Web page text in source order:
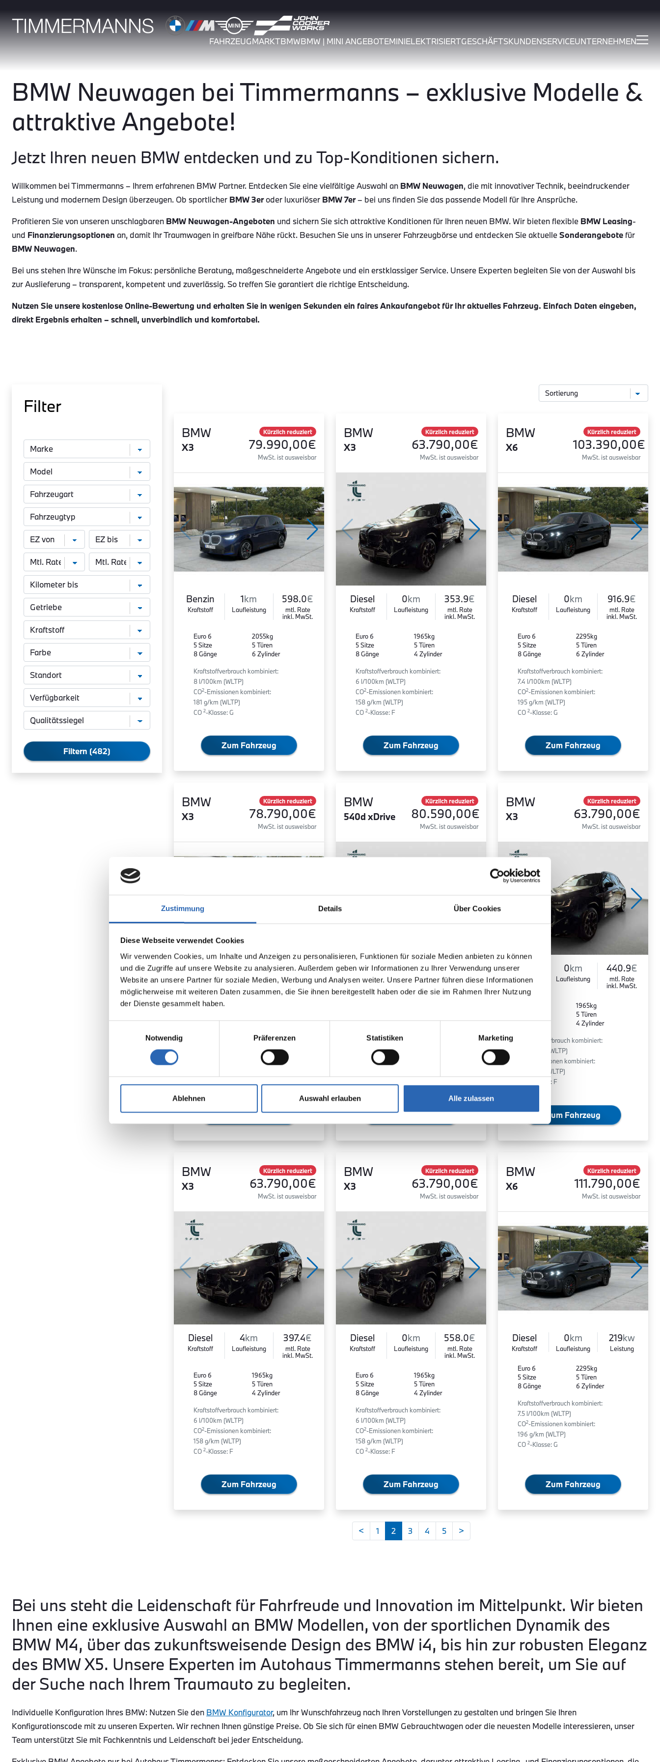
Zustimmung Details Über Cookies
Diese Webseite verwendet Cookies
Wir verwenden Cookies, um Inhalte und Anzeigen zu personalisieren, Funktionen für soziale Medien anbieten zu können
und die Zugriffe auf unsere Website zu analysieren. Außerdem geben wir Informationen zu Ihrer Verwendung unserer
Website an unsere Partner für soziale Medien, Werbung und Analysen weiter. Unsere Partner führen diese Informationen
möglicherweise mit weiteren Daten zusammen, die Sie ihnen bereitgestellt haben oder die sie im Rahmen Ihrer Nutzung
der Dienste gesammelt haben.
Notwendig
Präferenzen Statistiken Marketing
Ablehnen Auswahl erlauben Alle zulassen
FAHRZEUGMARKTBMWBMW | MINI ANGEBOTEMINIELEKTRISIERTGESCHÄFTSKUNDENSERVICEUNTERNEHMEN
BMW Neuwagen bei Timmermanns – exklusive Modelle &
attraktive Angebote!
Jetzt Ihren neuen BMW entdecken und zu Top-Konditionen sichern.
Willkommen bei Timmermanns – Ihrem erfahrenen BMW Partner. Entdecken Sie eine vielfältige Auswahl an BMW Neuwagen, die mit innovativer Technik, beeindruckender
Leistung und modernem Design überzeugen. Ob sportlicher BMW 3eroder luxuriöser BMW 7er– bei uns finden Sie das passende Modell für Ihre Ansprüche.
Profitieren Sie von unseren unschlagbaren BMW Neuwagen-Angeboten und sichern Sie sich attraktive Konditionen für Ihren neuen BMW. Wir bieten flexible BMW Leasing-
und Finanzierungsoptionen an, damit Ihr Traumwagen in greifbare Nähe rückt. Besuchen Sie uns in unserer Fahrzeugbörse und entdecken Sie aktuelleSonderangebote für
BMW Neuwagen.
Bei uns stehen Ihre Wünsche im Fokus: persönliche Beratung, maßgeschneiderte Angebote und ein erstklassiger Service. Unsere Experten begleiten Sie von der Auswahl bis
zur Auslieferung – transparent, kompetent und zuverlässig. So treffen Sie garantiert die richtige Entscheidung.
Nutzen Sie unsere kostenlose Online-Bewertung und erhalten Sie in wenigen Sekunden ein faires Ankaufangebot für Ihr aktuelles Fahrzeug. Einfach Daten eingeben,
direkt Ergebnis erhalten – schnell, unverbindlich und komfortabel.
Filter
Filtern (482)
BMW
X3
Kürzlich reduziert
79.990,00€
MwSt. ist ausweisbar
Benzin
Kraftstoff
1km
Laufleistung
598.0€
mtl. Rate
inkl. MwSt.
Euro 6
5 Sitze
8 Gänge
2055kg
5 Türen
6 Zylinder
Kraftstoffverbrauch kombiniert:
8 l/100km (WLTP)
CO2-Emissionen kombiniert:
181 g/km (WLTP)
CO 2-Klasse: G
Zum Fahrzeug
BMW
X3
Kürzlich reduziert
63.790,00€
MwSt. ist ausweisbar
Diesel
Kraftstoff
0km
Laufleistung
353.9€
mtl. Rate
inkl. MwSt.
Euro 6
5 Sitze
8 Gänge
1965kg
5 Türen
4 Zylinder
Kraftstoffverbrauch kombiniert:
6 l/100km (WLTP)
CO2-Emissionen kombiniert:
158 g/km (WLTP)
CO 2-Klasse: F
Zum Fahrzeug
BMW
X6
Kürzlich reduziert
103.390,00€
MwSt. ist ausweisbar
Diesel
Kraftstoff
0km
Laufleistung
916.9€
mtl. Rate
inkl. MwSt.
Euro 6
5 Sitze
8 Gänge
2295kg
5 Türen
6 Zylinder
Kraftstoffverbrauch kombiniert:
7.4 l/100km (WLTP)
CO2-Emissionen kombiniert:
195 g/km (WLTP)
CO 2-Klasse: G
Zum Fahrzeug
BMW
X3
Kürzlich reduziert
78.790,00€
MwSt. ist ausweisbar
Benzin
Kraftstoff
0km
Laufleistung
434.8€
mtl. Rate
inkl. MwSt.
Euro 6
8 Gänge
6 Zylinder
Kraftstoffverbrauch kombiniert:
-Emissionen kombiniert:
Zum Fahrzeug
BMW
540d xDrive
Kürzlich reduziert
80.590,00€
MwSt. ist ausweisbar
Diesel
Kraftstoff
0km
Laufleistung
790.5€
mtl. Rate
8 Gänge
6 Zylinder
Kraftstoffverbrauch kombiniert:
6.2 l/100km (WLTP)
-Emissionen kombiniert:
Zum Fahrzeug
BMW
X3
Kürzlich reduziert
63.790,00€
MwSt. ist ausweisbar
Diesel
Kraftstoff
0km
Laufleistung
440.9€
mtl. Rate
inkl. MwSt.
8 Gänge
1965kg
5 Türen
4 Zylinder
Kraftstoffverbrauch kombiniert:
6 l/100km (WLTP)
-Emissionen kombiniert:
158 g/km (WLTP)
-Klasse: F
Zum Fahrzeug
BMW
X3
Kürzlich reduziert
63.790,00€
MwSt. ist ausweisbar
Diesel
Kraftstoff
4km
Laufleistung
397.4€
mtl. Rate
inkl. MwSt.
Euro 6
5 Sitze
8 Gänge
1965kg
5 Türen
4 Zylinder
Kraftstoffverbrauch kombiniert:
6 l/100km (WLTP)
CO2-Emissionen kombiniert:
158 g/km (WLTP)
CO 2-Klasse: F
Zum Fahrzeug
BMW
X3
Kürzlich reduziert
63.790,00€
MwSt. ist ausweisbar
Diesel
Kraftstoff
0km
Laufleistung
558.0€
mtl. Rate
inkl. MwSt.
Euro 6
5 Sitze
8 Gänge
1965kg
5 Türen
4 Zylinder
Kraftstoffverbrauch kombiniert:
6 l/100km (WLTP)
CO2-Emissionen kombiniert:
158 g/km (WLTP)
CO 2-Klasse: F
Zum Fahrzeug
BMW
X6
Kürzlich reduziert
111.790,00€
MwSt. ist ausweisbar
Diesel
Kraftstoff
0km
Laufleistung
219kw
Leistung
Euro 6
5 Sitze
8 Gänge
2295kg
5 Türen
6 Zylinder
Kraftstoffverbrauch kombiniert:
7.5 l/100km (WLTP)
CO2-Emissionen kombiniert:
196 g/km (WLTP)
CO 2-Klasse: G
Zum Fahrzeug
< 1 2 3 4 5 >
Bei uns steht die Leidenschaft für Fahrfreude und Innovation im Mittelpunkt. Wir bieten
Ihnen eine exklusive Auswahl an BMW Modellen, von der sportlichen Dynamik des
BMW M4, über das zukunftsweisende Design des BMW i4, bis hin zur robusten Eleganz
des BMW X5. Unsere Experten im Autohaus Timmermanns stehen bereit, um Sie auf
der Suche nach Ihrem Traumauto zu begleiten.
Individuelle Konfiguration Ihres BMW: Nutzen Sie den BMW Konfigurator, um Ihr Wunschfahrzeug nach Ihren Vorstellungen zu gestalten und bringen Sie Ihren
Konfigurationscode mit zu unseren Experten. Wir rechnen Ihnen günstige Preise. Ob Sie sich für einen BMW Gebrauchtwagen oder die neuesten Modelle interessieren, unser
Team unterstützt Sie mit Fachkenntnis und Leidenschaft bei jeder Entscheidung.